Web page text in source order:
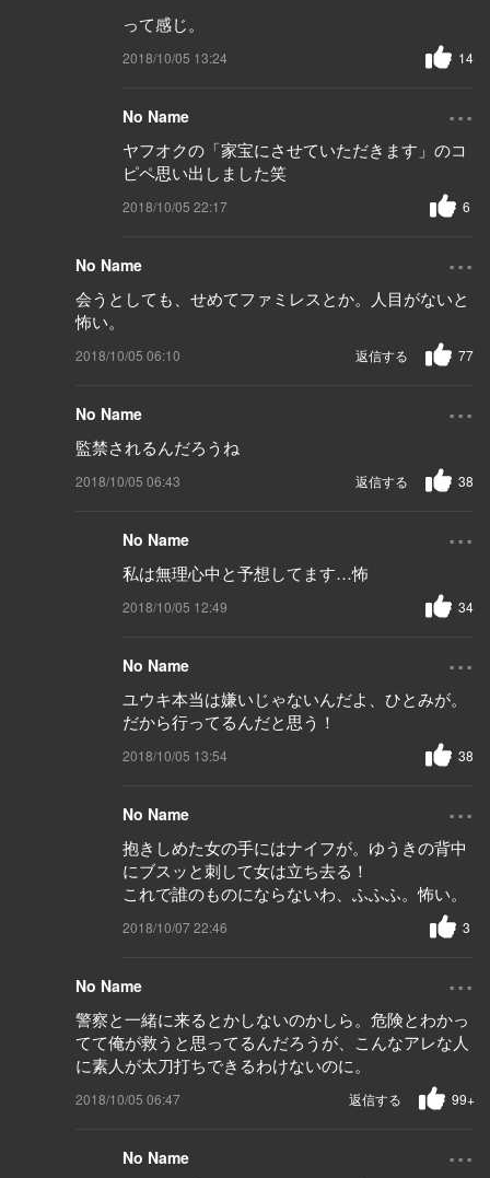
って感じ。
2018/10/05 13:24 14
No Name ...
ヤフオクの「家宝にさせていただきます」のコ
ピペ思い出しました笑
2018/10/05 22:17 6
No Name ...
会うとしても、せめてファミレスとか。人目がないと
怖い。
2018/10/05 06:10 77
返信する
No Name ...
監禁されるんだろうね
2018/10/05 06:43 38
返信する
No Name ...
私は無理心中と予想してます…怖
2018/10/05 12:49 34
No Name ...
ユウキ本当は嫌いじゃないんだよ、ひとみが。
だから行ってるんだと思う！
2018/10/05 13:54 38
No Name ...
抱きしめた女の手にはナイフが。ゆうきの背中
にブスッと刺して女は立ち去る！
これで誰のものにならないわ、ふふふ。怖い。
2018/10/07 22:46 3
No Name ...
警察と一緒に来るとかしないのかしら。危険とわかっ
てて俺が救うと思ってるんだろうが、こんなアレな人
に素人が太刀打ちできるわけないのに。
2018/10/05 06:47 99+
返信する
No Name ...